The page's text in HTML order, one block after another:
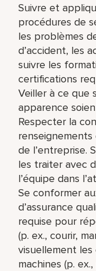
Suivre et
procédures de
les problèmes
d’accident, les
suivre les
certifications
Veiller à ce que
apparence
Respecter la
de l’entreprise.
les traiter avec
l’équipe dans
Se conformer
d’assurance
requise pour
(p. ex., courir,
visuellement les
machines (p.